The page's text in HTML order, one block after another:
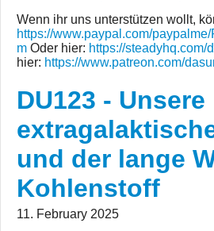
Wenn ihr uns unterstützen wollt,
https://www.paypal.com/
m Oder hier: https://steadyhq.com/
hier: https://www.patreon.com/
DU123 - Unsere
und der lange
Kohlenstoff
11. February 2025